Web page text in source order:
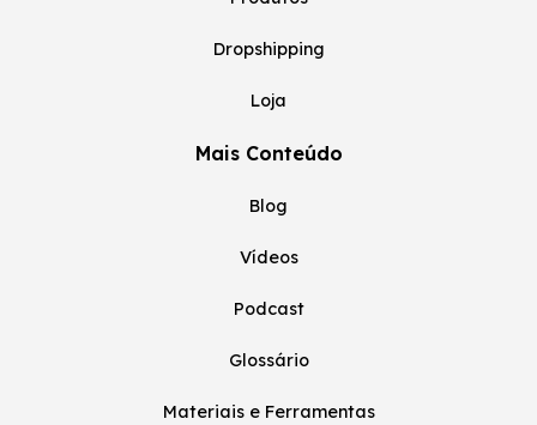
Dropshipping
Loja
Mais Conteúdo
Blog
Vídeos
Podcast
Glossário
Materiais e Ferramentas